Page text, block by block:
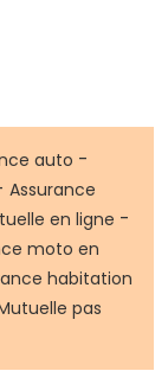
auto -
Assurance
en ligne -
moto en
habitation
pas